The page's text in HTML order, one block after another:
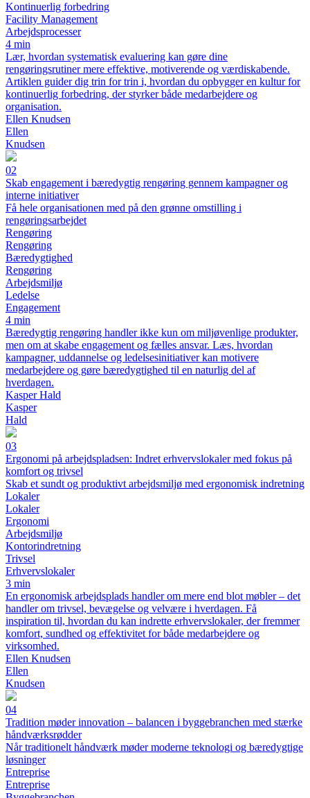
Kontinuerlig forbedring
Facility Management
Arbejdsprocesser
4 min
Lær, hvordan systematisk evaluering kan gøre dine
rengøringsrutiner mere effektive, motiverende og værdiskabende.
Artiklen guider dig trin for trin i, hvordan du opbygger en kultur for
kontinuerlig forbedring, der styrker både medarbejdere og
organisation.
Ellen Knudsen
Ellen
Knudsen
02
Skab engagement i bæredygtig rengøring gennem kampagner og
interne initiativer
Få hele organisationen med på den grønne omstilling i
rengøringsarbejdet
Rengøring
Rengøring
Bæredygtighed
Rengøring
Arbejdsmiljø
Ledelse
Engagement
4 min
Bæredygtig rengøring handler ikke kun om miljøvenlige produkter,
men om at skabe engagement og fælles ansvar. Læs, hvordan
kampagner, uddannelse og ledelsesinitiativer kan motivere
medarbejdere og gøre bæredygtighed til en naturlig del af
hverdagen.
Kasper Hald
Kasper
Hald
03
Ergonomi på arbejdspladsen: Indret erhvervslokaler med fokus på
komfort og trivsel
Skab et sundt og produktivt arbejdsmiljø med ergonomisk indretning
Lokaler
Lokaler
Ergonomi
Arbejdsmiljø
Kontorindretning
Trivsel
Erhvervslokaler
3 min
En ergonomisk arbejdsplads handler om mere end blot møbler – det
handler om trivsel, bevægelse og velvære i hverdagen. Få
inspiration til, hvordan du kan indrette erhvervslokaler, der fremmer
komfort, sundhed og effektivitet for både medarbejdere og
virksomhed.
Ellen Knudsen
Ellen
Knudsen
04
Tradition møder innovation – balancen i byggebranchen med stærke
håndværksrødder
Når traditionelt håndværk møder moderne teknologi og bæredygtige
løsninger
Entreprise
Entreprise